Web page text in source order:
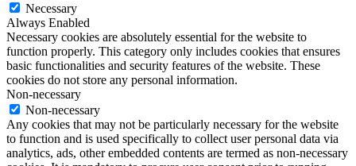
Necessary
Always Enabled
Necessary cookies are absolutely essential for the website to
function properly. This category only includes cookies that ensures
basic functionalities and security features of the website. These
cookies do not store any personal information.
Non-necessary
Non-necessary
Any cookies that may not be particularly necessary for the website
to function and is used specifically to collect user personal data via
analytics, ads, other embedded contents are termed as non-necessary